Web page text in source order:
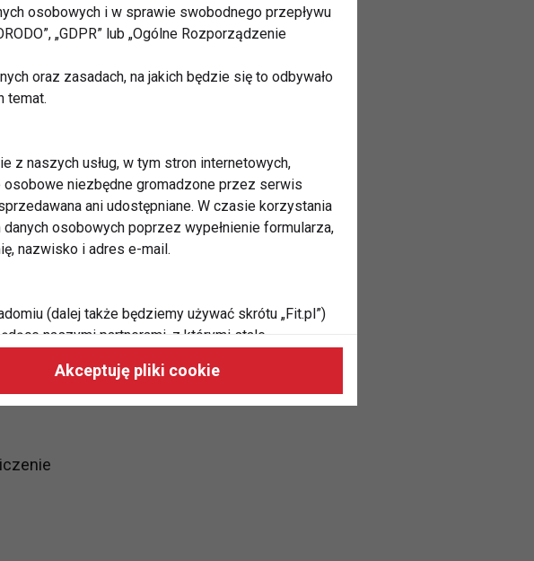
się pod
przez 20
piłkę
osobowych i w sprawie swobodnego przepływu
„GDPR” lub „Ogólne Rozporządzenie
oraz zasadach, na jakich będzie się to odbywało
temat.
z naszych usług, w tym stron internetowych,
osobowe niezbędne gromadzone przez serwis
ani udostępniane. W czasie korzystania
osobowych poprzez wypełnienie formularza,
nazwisko i adres e-mail.
(dalej także będziemy używać skrótu „Fit.pl”)
naszymi partnerami, z którymi stale
do Twoich zainteresowań oraz do
Akceptuję pliki cookie